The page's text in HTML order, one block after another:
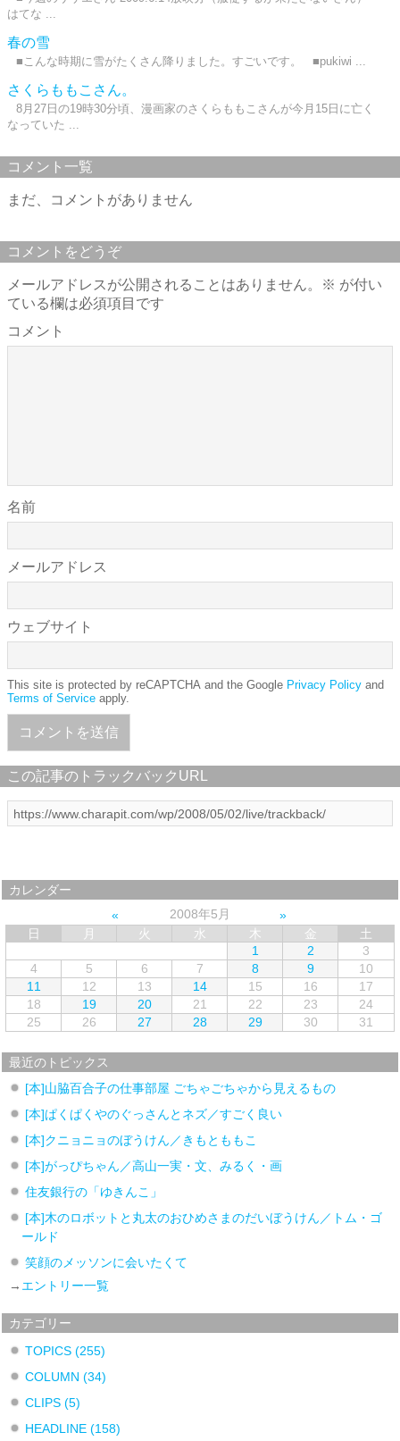
はてな ...
春の雪
■こんな時期に雪がたくさん降りました。すごいです。 ■pukiwi ...
さくらももこさん。
8月27日の19時30分頃、漫画家のさくらももこさんが今月15日に亡く
なっていた ...
コメント一覧
まだ、コメントがありません
コメントをどうぞ
メールアドレスが公開されることはありません。 ※ が付い
ている欄は必須項目です
コメント
名前
メールアドレス
ウェブサイト
This site is protected by reCAPTCHA and the Google Privacy Policy and
Terms of Service apply.
この記事のトラックバックURL
カレンダー
2008年5月
日
月 火 水 木 金
土
1
2
3
4
5 6 7 8 9
10
11
12 13 14 15 16
17
18
19 20 21 22 23
24
25
26 27 28 29 30 31
最近のトピックス
[本]山脇百合子の仕事部屋 ごちゃごちゃから見えるもの
[本]ぱくぱくやのぐっさんとネズ／すごく良い
[本]クニョニョのぼうけん／きもとももこ
[本]がっぴちゃん／高山一実・文、みるく・画
住友銀行の「ゆきんこ」
[本]木のロボットと丸太のおひめさまのだいぼうけん／トム・ゴ
ールド
笑顔のメッソンに会いたくて
→ エントリー一覧
カテゴリー
TOPICS (255)
COLUMN (34)
CLIPS (5)
HEADLINE (158)